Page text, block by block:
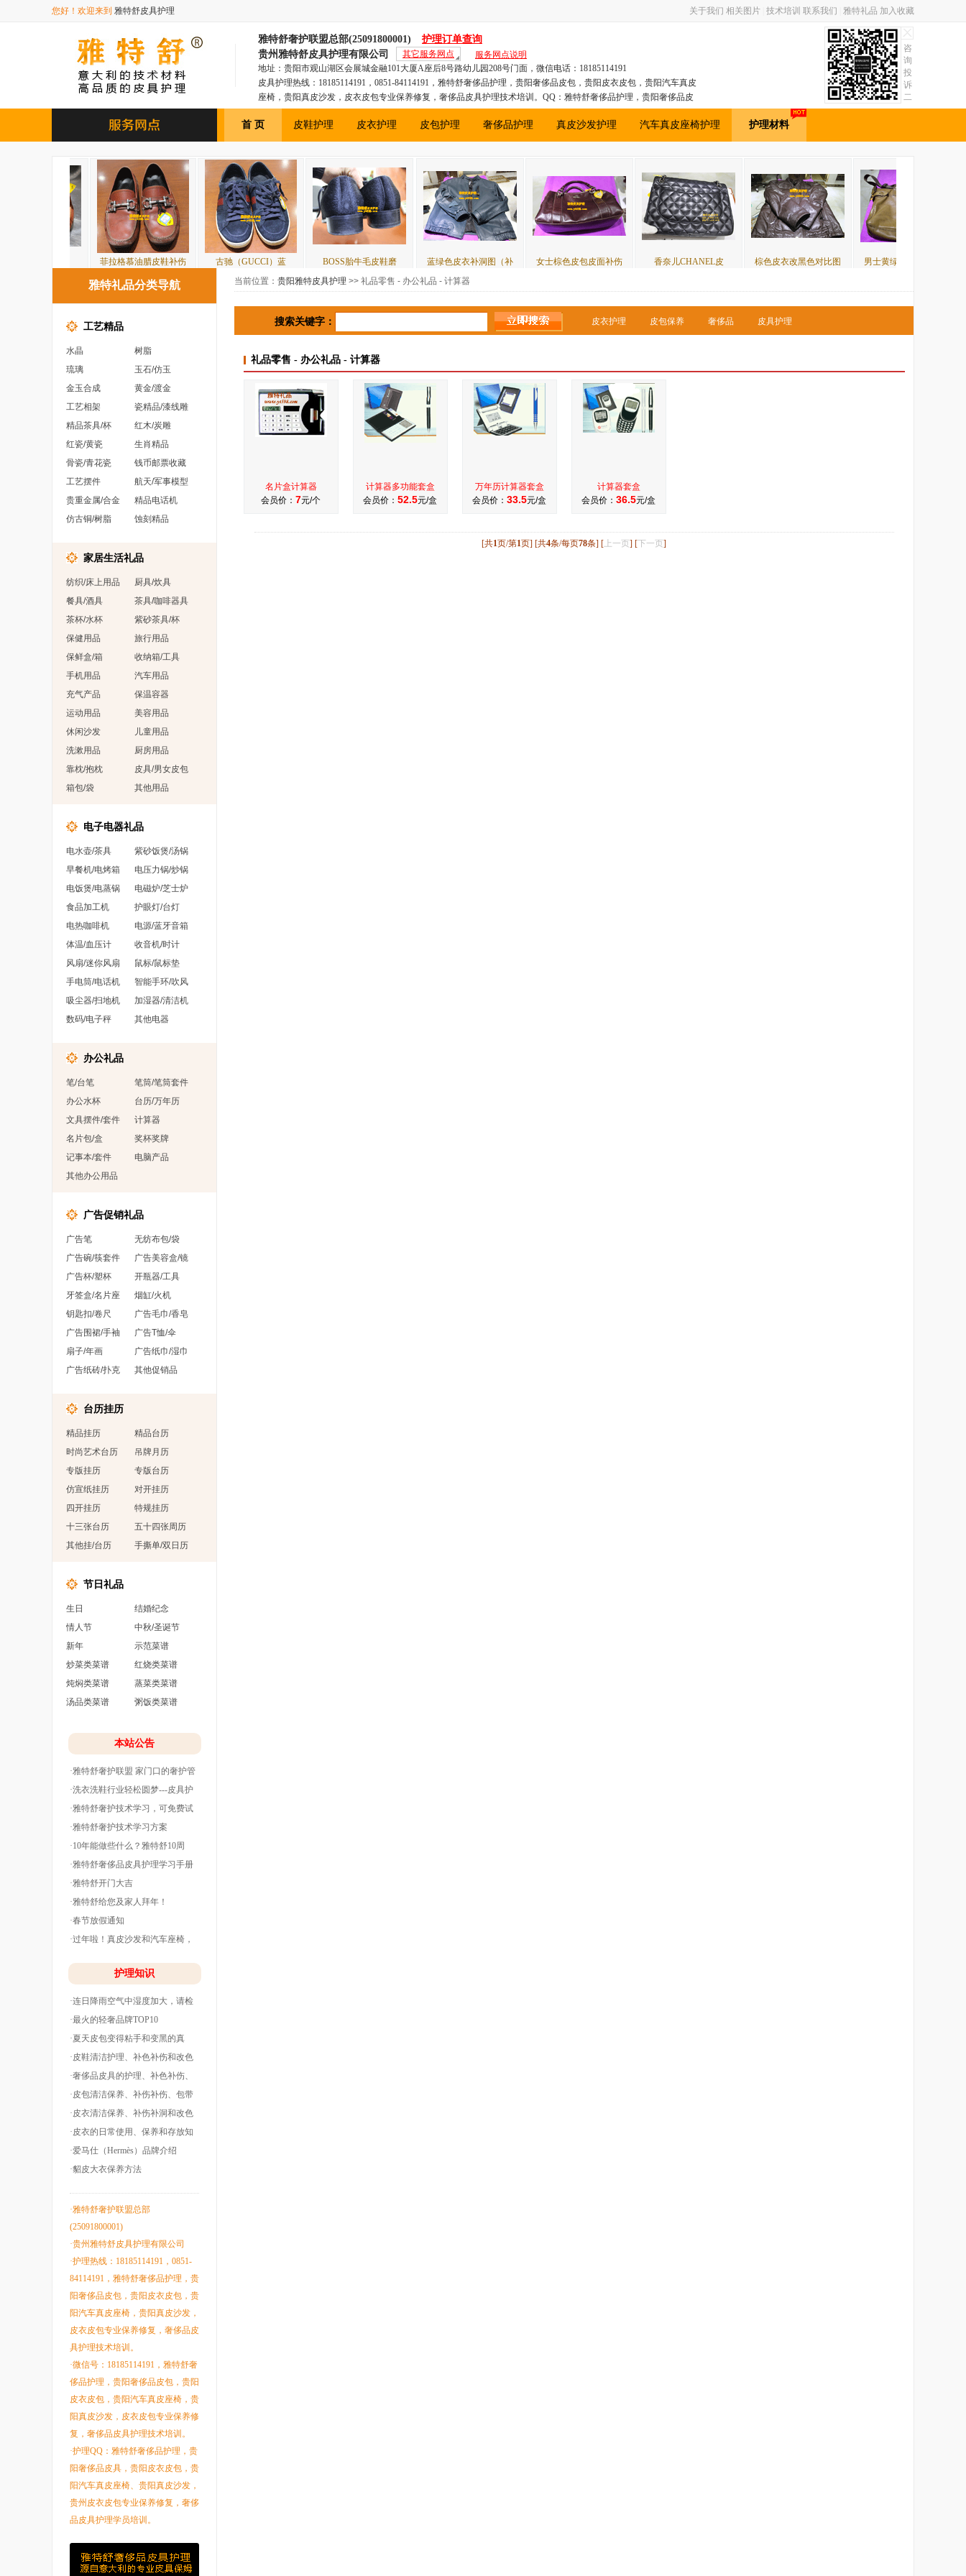
您好！欢迎来到 雅特舒皮具护理 关于我们 相关图片 技术培训 联系我们 雅特礼品 加入收藏
雅特舒奢护联盟总部(25091800001)
护理订单查询
贵州雅特舒皮具护理有限公司
其它服务网点
服务网点说明
地址：贵阳市观山湖区会展城金融101大厦A座后8号路幼儿园208号门面，微信电话：18185114191
皮具护理热线：18185114191，0851-84114191，雅特舒奢侈品护理，贵阳奢侈品皮包，贵阳皮衣皮包，贵阳汽车真皮
座椅，贵阳真皮沙发，皮衣皮包专业保养修复，奢侈品皮具护理技术培训。QQ：雅特舒奢侈品护理，贵阳奢侈品皮
具，贵阳皮衣皮包，贵阳汽车真皮座椅、贵阳真皮沙发，贵州皮衣皮包专业保养修复，奢侈品皮具护理学员培训。
咨
询
投
诉
二
维
首 页 皮鞋护理 皮衣护理 皮包护理 奢侈品护理 真皮沙发护理 汽车真皮座椅护理 护理材料
菲拉格慕油腊皮鞋补伤 古驰（GUCCI）蓝 BOSS胎牛毛皮鞋磨 蓝绿色皮衣补洞图（补 女士棕色皮包皮面补伤 香奈儿CHANEL皮 棕色皮衣改黑色对比图 男士黄绿色捷豹皮包皮
雅特礼品分类导航
工艺精品
水晶
树脂
琉璃
玉石/仿玉
金玉合成
黄金/渡金
工艺相架
瓷精品/漆线雕
精品茶具/杯
红木/炭雕
红瓷/黄瓷
生肖精品
骨瓷/青花瓷
钱币邮票收藏
工艺摆件
航天/军事模型
贵重金属/合金
精品电话机
仿古铜/树脂
蚀刻精品
家居生活礼品
纺织/床上用品
厨具/炊具
餐具/酒具
茶具/咖啡器具
茶杯/水杯
紫砂茶具/杯
保健用品
旅行用品
保鲜盒/箱
收纳箱/工具
手机用品
汽车用品
充气产品
保温容器
运动用品
美容用品
休闲沙发
儿童用品
洗漱用品
厨房用品
靠枕/抱枕
皮具/男女皮包
箱包/袋
其他用品
电子电器礼品
电水壶/茶具
紫砂饭煲/汤锅
早餐机/电烤箱
电压力锅/炒锅
电饭煲/电蒸锅
电磁炉/芝士炉
食品加工机
护眼灯/台灯
电热咖啡机
电源/蓝牙音箱
体温/血压计
收音机/时计
风扇/迷你风扇
鼠标/鼠标垫
手电筒/电话机
智能手环/吹风
吸尘器/扫地机
加湿器/清洁机
数码/电子秤
其他电器
办公礼品
笔/台笔
笔筒/笔筒套件
办公水杯
台历/万年历
文具摆件/套件
计算器
名片包/盒
奖杯奖牌
记事本/套件
电脑产品
其他办公用品
广告促销礼品
广告笔
无纺布包/袋
广告碗/筷套件
广告美容盒/镜
广告杯/塑杯
开瓶器/工具
牙签盒/名片座
烟缸/火机
钥匙扣/卷尺
广告毛巾/香皂
广告围裙/手袖
广告T恤/伞
扇子/年画
广告纸巾/湿巾
广告纸砖/扑克
其他促销品
台历挂历
精品挂历
精品台历
时尚艺术台历
吊牌月历
专版挂历
专版台历
仿宣纸挂历
对开挂历
四开挂历
特规挂历
十三张台历
五十四张周历
其他挂/台历
手撕单/双日历
节日礼品
生日
结婚纪念
情人节
中秋/圣诞节
新年
示范菜谱
炒菜类菜谱
红烧类菜谱
炖焖类菜谱
蒸菜类菜谱
汤品类菜谱
粥饭类菜谱
本站公告
·雅特舒奢护联盟 家门口的奢护管
家
·洗衣洗鞋行业轻松圆梦---皮具护
理
·雅特舒奢护技术学习，可免费试
学并分期付款
·雅特舒奢护技术学习方案
·10年能做些什么？雅特舒10周
年。
·雅特舒奢侈品皮具护理学习手册
·雅特舒开门大吉
·雅特舒给您及家人拜年！
·春节放假通知
·过年啦！真皮沙发和汽车座椅，
护理知识
·连日降雨空气中湿度加大，请检
查下你的皮衣
·最火的轻奢品牌TOP10
·夏天皮包变得粘手和变黑的真
相！
·皮鞋清洁护理、补色补伤和改色
翻新！
·奢侈品皮具的护理、补色补伤、
包带油边和翻
·皮包清洁保养、补伤补伤、包带
洞边和改色翻
·皮衣清洁保养、补伤补洞和改色
翻新！
·皮衣的日常使用、保养和存放知
识！
·爱马仕（Hermès）品牌介绍
·貂皮大衣保养方法
·雅特舒奢护联盟总部
(25091800001)
·贵州雅特舒皮具护理有限公司
·护理热线：18185114191，0851-
84114191，雅特舒奢侈品护理，贵
阳奢侈品皮包，贵阳皮衣皮包，贵
阳汽车真皮座椅，贵阳真皮沙发，
皮衣皮包专业保养修复，奢侈品皮
具护理技术培训。
·微信号：18185114191，雅特舒奢
侈品护理，贵阳奢侈品皮包，贵阳
皮衣皮包，贵阳汽车真皮座椅，贵
阳真皮沙发，皮衣皮包专业保养修
复，奢侈品皮具护理技术培训。
·护理QQ：雅特舒奢侈品护理，贵
阳奢侈品皮具，贵阳皮衣皮包，贵
阳汽车真皮座椅、贵阳真皮沙发，
贵州皮衣皮包专业保养修复，奢侈
品皮具护理学员培训。
当前位置： 贵阳雅特皮具护理 >> 礼品零售 - 办公礼品 - 计算器
搜索关键字： 皮衣护理 皮包保养 奢侈品 皮具护理
礼品零售 - 办公礼品 - 计算器
名片盒计算器
会员价： 7元/个
计算器多功能套盒
会员价： 52.5元/盒
万年历计算器套盒
会员价： 33.5元/盒
计算器套盒
会员价： 36.5元/盒
[共1页/第1页] [共4条/每页78条] [ 上一页] [下一页]